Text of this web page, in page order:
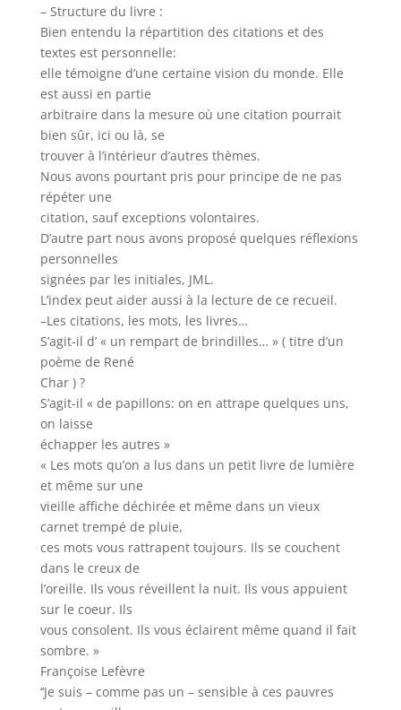
– Structure du livre :
Bien entendu la répartition des citations et des
textes est personnelle:
elle témoigne d’une certaine vision du monde. Elle
est aussi en partie
arbitraire dans la mesure où une citation pourrait
bien sûr, ici ou là, se
trouver à l’intérieur d’autres thèmes.
Nous avons pourtant pris pour principe de ne pas
répéter une
citation, sauf exceptions volontaires.
D’autre part nous avons proposé quelques réflexions
personnelles
signées par les initiales, JML.
L’index peut aider aussi à la lecture de ce recueil.
–Les citations, les mots, les livres…
S’agit-il d’ « un rempart de brindilles… » ( titre d’un
poème de René
Char ) ?
S’agit-il « de papillons: on en attrape quelques uns,
on laisse
échapper les autres »
« Les mots qu’on a lus dans un petit livre de lumière
et même sur une
vieille affiche déchirée et même dans un vieux
carnet trempé de pluie,
ces mots vous rattrapent toujours. Ils se couchent
dans le creux de
l’oreille. Ils vous réveillent la nuit. Ils vous appuient
sur le coeur. Ils
vous consolent. Ils vous éclairent même quand il fait
sombre. »
Françoise Lefèvre
‘‘Je suis – comme pas un – sensible à ces pauvres